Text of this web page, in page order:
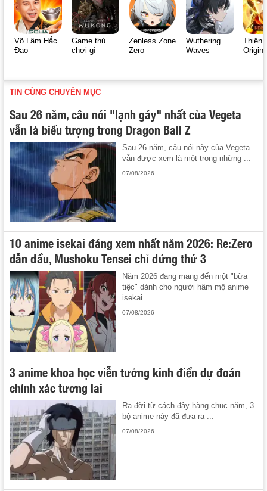
Võ Lâm Hắc
Đạo
Game thủ
chơi gì
Zenless Zone
Zero
Wuthering
Waves
Thiên
Origin
TIN CÙNG CHUYÊN MỤC
Sau 26 năm, câu nói "lạnh gáy" nhất của Vegeta
vẫn là biểu tượng trong Dragon Ball Z
Sau 26 năm, câu nói này của Vegeta
vẫn được xem là một trong những ...
07/08/2026
10 anime isekai đáng xem nhất năm 2026: Re:Zero
dẫn đầu, Mushoku Tensei chỉ đứng thứ 3
Năm 2026 đang mang đến một "bữa
tiệc" dành cho người hâm mộ anime
isekai ...
07/08/2026
3 anime khoa học viễn tưởng kinh điển dự đoán
chính xác tương lai
Ra đời từ cách đây hàng chục năm, 3
bộ anime này đã đưa ra ...
07/08/2026